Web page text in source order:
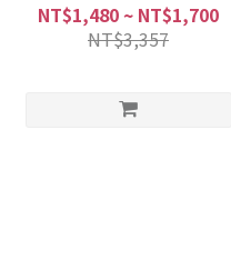
NT$1,480 ~ NT$1,700
NT$3,357